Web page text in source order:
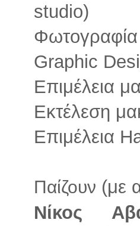
studio)
Graphic
Επιμέλεια
Εκτέλεση
Επιμέλεια
Παίζουν (με
Νίκος